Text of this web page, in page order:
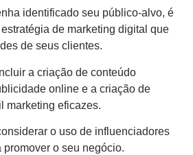
identificado seu público-alvo, é
de marketing digital que
de seus clientes.
a criação de conteúdo
online e a criação de
marketing eficazes.
o uso de influenciadores
o seu negócio.